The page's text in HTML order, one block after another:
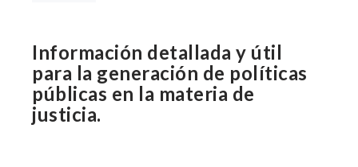
Información detallada y útil
para la generación de políticas
públicas en la materia de
justicia.